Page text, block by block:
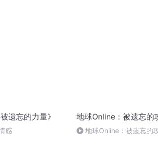
遗忘的力量》
感
地球Online：被遗忘的
地球Online：被遗忘的